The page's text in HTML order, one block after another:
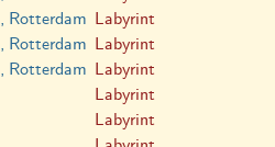
, Rotterdam Labyrint
, Rotterdam Labyrint
, Rotterdam Labyrint
Labyrint
Labyrint